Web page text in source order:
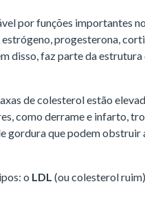
por funções importantes
progesterona,
disso, faz parte da estrutura
de colesterol estão
como derrame e infarto,
gordura que podem obstruir
o LDL (ou colesterol